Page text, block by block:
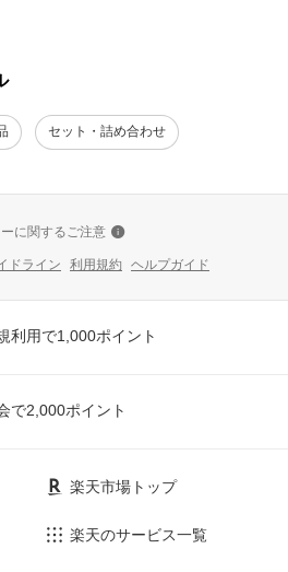
セット・詰め合わせ
に関するご注意
ドライン 利用規約 ヘルプガイド
利用で1,000ポイント
で2,000ポイント
楽天市場トップ
楽天のサービス一覧